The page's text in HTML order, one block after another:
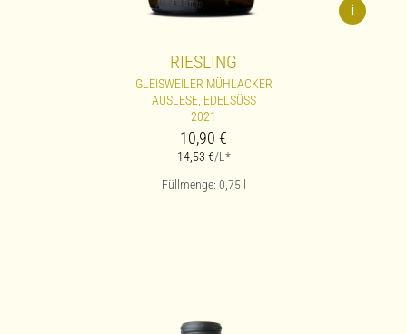
i
RIESLING
GLEISWEILER MÜHLACKER
AUSLESE, EDELSÜSS
2021
10,90 €
14,53 €/L*
Füllmenge: 0,75